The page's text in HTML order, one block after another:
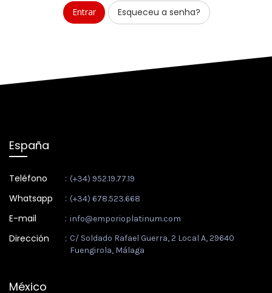
Esqueceu a senha?
España
Teléfono : (+34) 952.19.77.19
Whatsapp : (+34) 678.523.668
E-mail : info@emporioplatinum.com
Dirección : C/ Soldado Rafael Guerra, 2 Local A, 29640
Fuengirola, Málaga
México